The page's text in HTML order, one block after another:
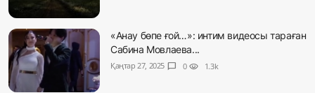
«Анау бөпе ғой…»: интим видеосы тараған
Сабина Мовлаева...
Қаңтар 27, 2025 chat_bubble 0 visibility 1.3k